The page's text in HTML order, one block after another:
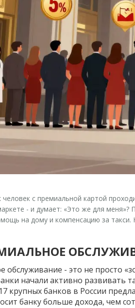
человек с премиальной картой
- и думает: «Это же для
на дому и компенсацию за такси.
- это не просто
начали активно развивать
крупных банков в России
банку больше дохода, чем